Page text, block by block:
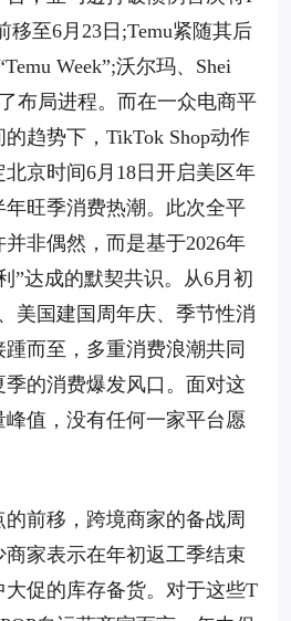
移至6月23日;Temu紧随其后
Week”;沃尔玛、Shei
布局进程。而在一众电商平
趋势下，TikTok Shop动作
京时间6月18日开启美区年
旺季消费热潮。此次全平
非偶然，而是基于2026年
”达成的默契共识。从6月初
美国建国周年庆、季节性消
而至，多重消费浪潮共同
的消费爆发风口。面对这
值，没有任何一家平台愿
前移，跨境商家的备战周
家表示在年初返工季结束
促的库存备货。对于这些T